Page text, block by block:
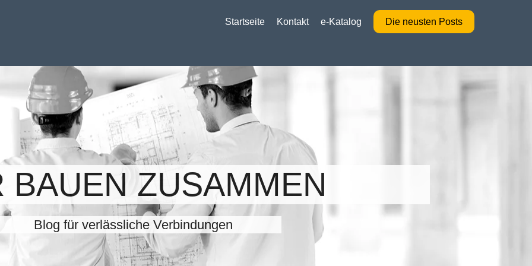
Startseite Kontakt e-Katalog Die neusten Posts
BAUEN ZUSAMMEN
Blog für verlässliche Verbindungen